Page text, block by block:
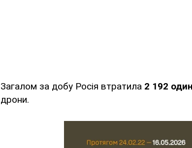
Загалом за добу Росія втратила 2 192
дрони.